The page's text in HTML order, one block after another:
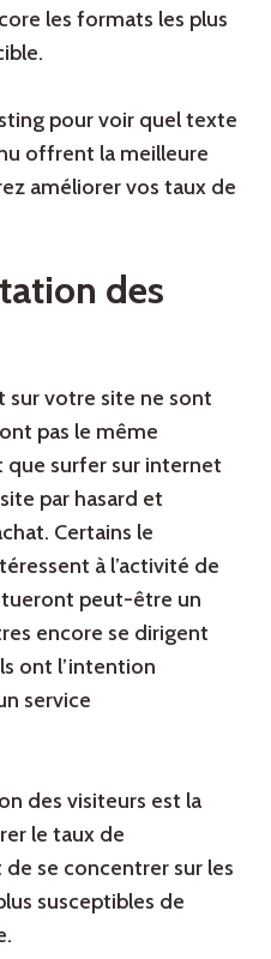
les formats les plus
pour voir quel texte
offrent la meilleure
améliorer vos taux de
des
sur votre site ne sont
pas le même
surfer sur internet
par hasard et
Certains le
à l’activité de
peut-être un
encore se dirigent
ont l’intention
service
des visiteurs est la
le taux de
se concentrer sur les
susceptibles de